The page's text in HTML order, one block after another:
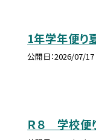
1年学年便
公開日 2026/07/17
Ｒ８ 学校